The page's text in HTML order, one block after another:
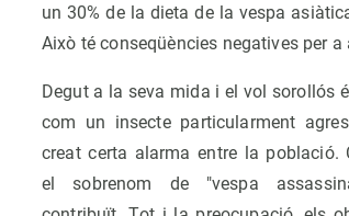
un 30% de la dieta de la vespa
Això té conseqüències negatives per
Degut a la seva mida i el vol sorollós
com un insecte particularment
creat certa alarma entre la població.
el sobrenom de "vespa